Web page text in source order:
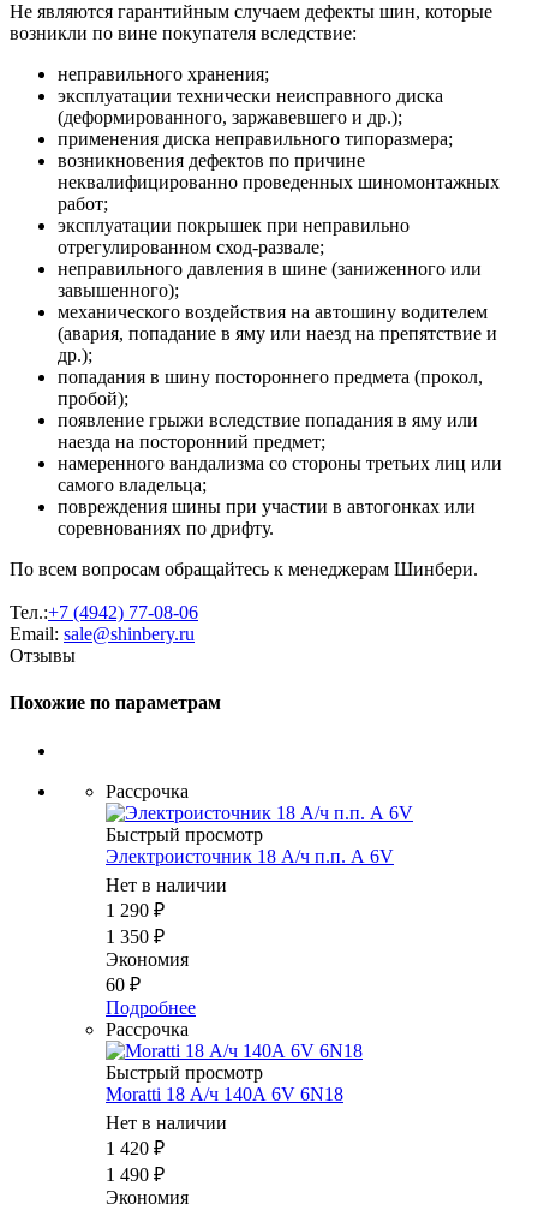
Не являются гарантийным случаем дефекты шин, которые
возникли по вине покупателя вследствие:
неправильного хранения;
эксплуатации технически неисправного диска
(деформированного, заржавевшего и др.);
применения диска неправильного типоразмера;
возникновения дефектов по причине
неквалифицированно проведенных шиномонтажных
работ;
эксплуатации покрышек при неправильно
отрегулированном сход-развале;
неправильного давления в шине (заниженного или
завышенного);
механического воздействия на автошину водителем
(авария, попадание в яму или наезд на препятствие и
др.);
попадания в шину постороннего предмета (прокол,
пробой);
появление грыжи вследствие попадания в яму или
наезда на посторонний предмет;
намеренного вандализма со стороны третьих лиц или
самого владельца;
повреждения шины при участии в автогонках или
соревнованиях по дрифту.
По всем вопросам обращайтесь к менеджерам Шинбери.
Тел.:+7 (4942) 77-08-06
Email: sale@shinbery.ru
Отзывы
Похожие по параметрам
Рассрочка
Быстрый просмотр
Электроисточник 18 А/ч п.п. А 6V
Нет в наличии
1 290 ₽
1 350 ₽
Экономия
60 ₽
Подробнее
Рассрочка
Быстрый просмотр
Moratti 18 А/ч 140А 6V 6N18
Нет в наличии
1 420 ₽
1 490 ₽
Экономия